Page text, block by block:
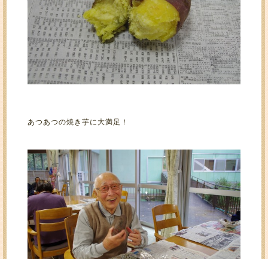
あつあつの焼き芋に大満足！